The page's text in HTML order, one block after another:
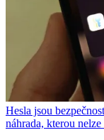
Hesla jsou
náhrada, kterou